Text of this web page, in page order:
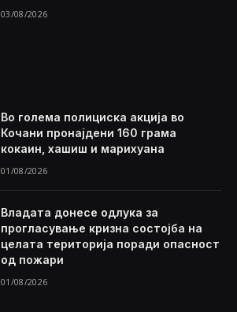
03/08/2026
Во голема полициска акција во
Кочани пронајдени 160 грама
кокаин, хашиш и марихуана
01/08/2026
Владата донесе одлука за
прогласување кризна состојба на
целата територија поради опасност
од пожари
01/08/2026